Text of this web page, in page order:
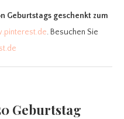
Geburtstags geschenkt zum
. Besuchen Sie
Geburtstag